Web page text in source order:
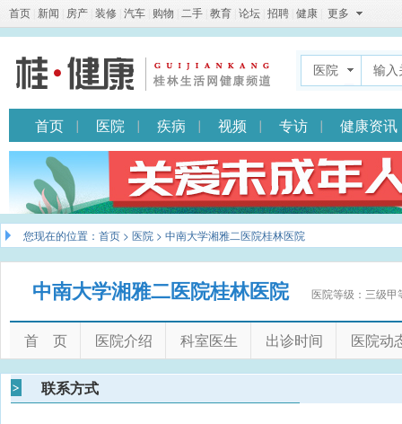
首页 新闻 房产 装修 汽车 购物 二手 教育 论坛 招聘 健康 更多
医院
首页 医院 疾病 视频 专访 健康资讯
您现在的位置： 首页 > 医院 > 中南大学湘雅二医院桂林医院
中南大学湘雅二医院桂林医院 医院等级：三级甲
首 页 医院介绍 科室医生 出诊时间 医院动
联系方式